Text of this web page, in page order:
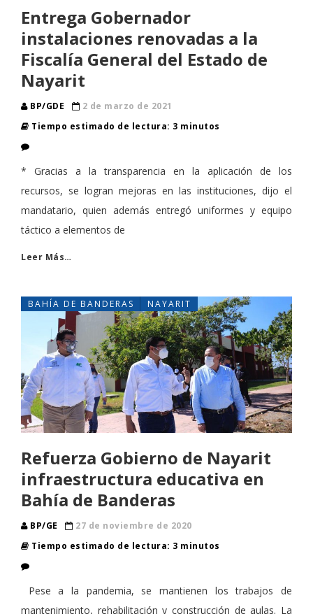
Entrega Gobernador
instalaciones renovadas a la
Fiscalía General del Estado de
Nayarit
BP/GDE
2 de marzo de 2021
Tiempo estimado de lectura: 3 minutos
* Gracias a la transparencia en la aplicación de los
recursos, se logran mejoras en las instituciones, dijo el
mandatario, quien además entregó uniformes y equipo
táctico a elementos de
Leer Más…
BAHÍA DE BANDERAS NAYARIT
Refuerza Gobierno de Nayarit
infraestructura educativa en
Bahía de Banderas
BP/GE
27 de noviembre de 2020
Tiempo estimado de lectura: 3 minutos
Pese a la pandemia, se mantienen los trabajos de
mantenimiento, rehabilitación y construcción de aulas. La